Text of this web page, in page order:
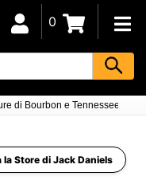
di Bourbon e Tennessee
0
la Store di Jack Daniels